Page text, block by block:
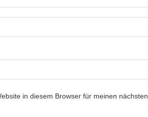
in diesem Browser für meinen nächsten